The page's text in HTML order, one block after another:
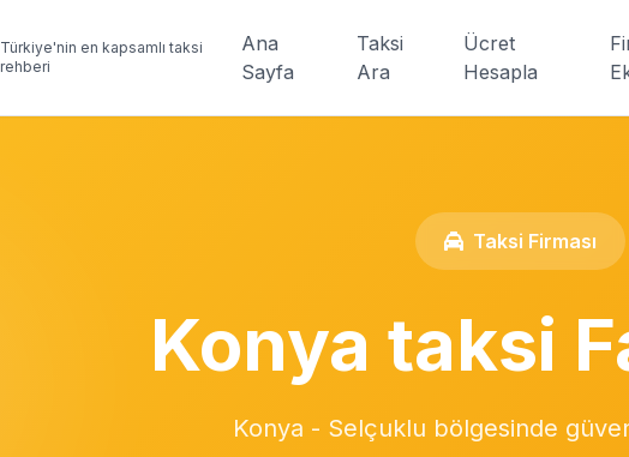
Türkiye'nin en kapsamlı taksi
rehberi
Ana
Sayfa
Taksi
Ara
Ücret
Hesapla
Taksi Firması
Konya taksi
Konya - Selçuklu bölgesinde